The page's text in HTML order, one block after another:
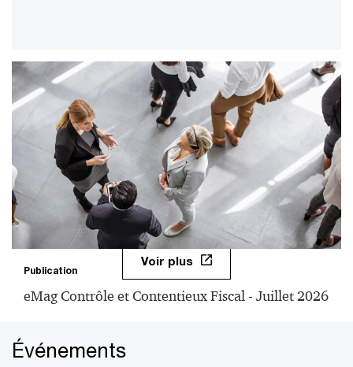
Publication
eMag Contrôle et Contentieux Fiscal - Juillet 2026
Voir plus
Événements